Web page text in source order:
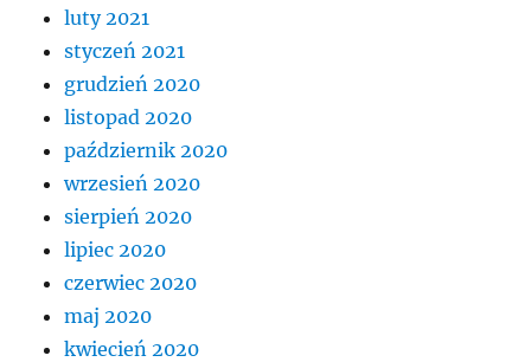
luty 2021
styczeń 2021
grudzień 2020
listopad 2020
październik 2020
wrzesień 2020
sierpień 2020
lipiec 2020
czerwiec 2020
maj 2020
kwiecień 2020